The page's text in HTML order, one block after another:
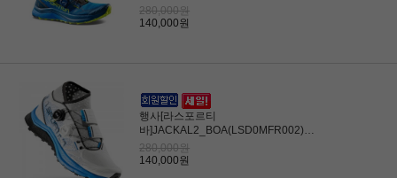
Blue/Lime Punch
280,000원
140,000원
행사[라스포르티
바]JACKAL2_BOA(LSD0MFR002)
/White/Electric Blue
280,000원
140,000원